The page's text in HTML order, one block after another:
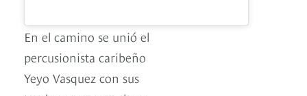
En el camino se unió el
percusionista caribeño
Yeyo Vasquez con sus